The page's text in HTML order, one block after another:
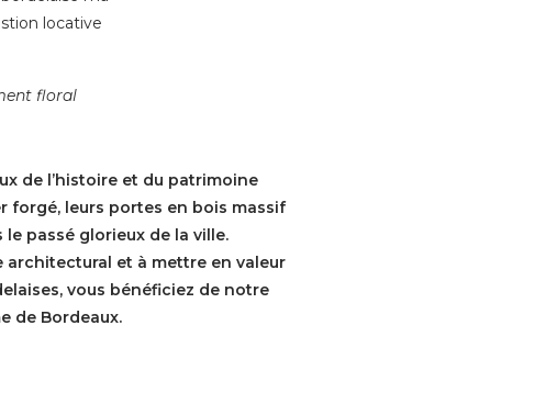
floral
de l’histoire et du patrimoine
forgé, leurs portes en bois massif
passé glorieux de la ville.
architectural et à mettre en valeur
vous bénéficiez de notre
de Bordeaux.